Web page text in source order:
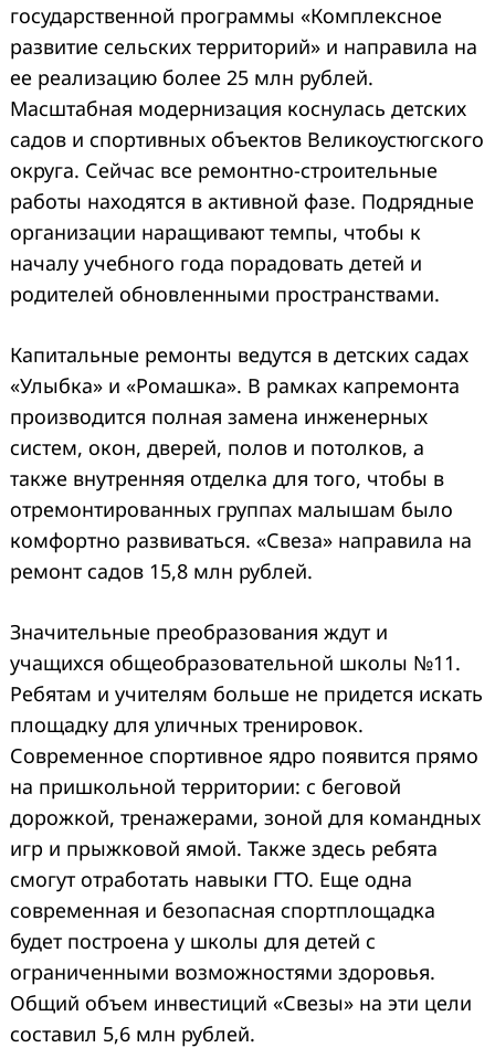
государственной программы «Комплексное
развитие сельских территорий» и направила на
ее реализацию более 25 млн рублей.
Масштабная модернизация коснулась детских
садов и спортивных объектов Великоустюгского
округа. Сейчас все ремонтно-строительные
работы находятся в активной фазе. Подрядные
организации наращивают темпы, чтобы к
началу учебного года порадовать детей и
родителей обновленными пространствами.
Капитальные ремонты ведутся в детских садах
«Улыбка» и «Ромашка». В рамках капремонта
производится полная замена инженерных
систем, окон, дверей, полов и потолков, а
также внутренняя отделка для того, чтобы в
отремонтированных группах малышам было
комфортно развиваться. «Свеза» направила на
ремонт садов 15,8 млн рублей.
Значительные преобразования ждут и
учащихся общеобразовательной школы №11.
Ребятам и учителям больше не придется искать
площадку для уличных тренировок.
Современное спортивное ядро появится прямо
на пришкольной территории: с беговой
дорожкой, тренажерами, зоной для командных
игр и прыжковой ямой. Также здесь ребята
смогут отработать навыки ГТО. Еще одна
современная и безопасная спортплощадка
будет построена у школы для детей с
ограниченными возможностями здоровья.
Общий объем инвестиций «Свезы» на эти цели
составил 5,6 млн рублей.
Search
for: